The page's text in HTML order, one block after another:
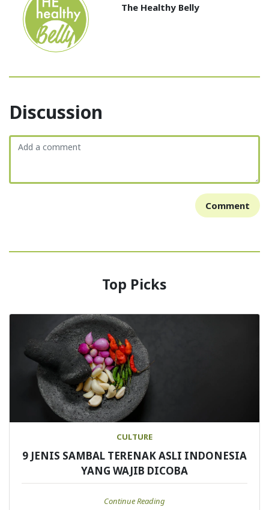
The Healthy Belly
Discussion
Comment
Top Picks
CULTURE
9 JENIS SAMBAL TERENAK ASLI INDONESIA
YANG WAJIB DICOBA
Continue Reading